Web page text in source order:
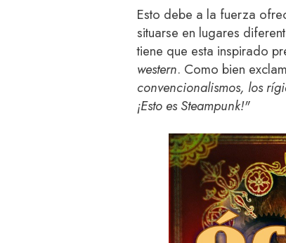
Esto debe a la fuerza
situarse en lugares
tiene que esta inspirado
western. Como bien
convencionalismos, los
¡Esto es Steampunk!"